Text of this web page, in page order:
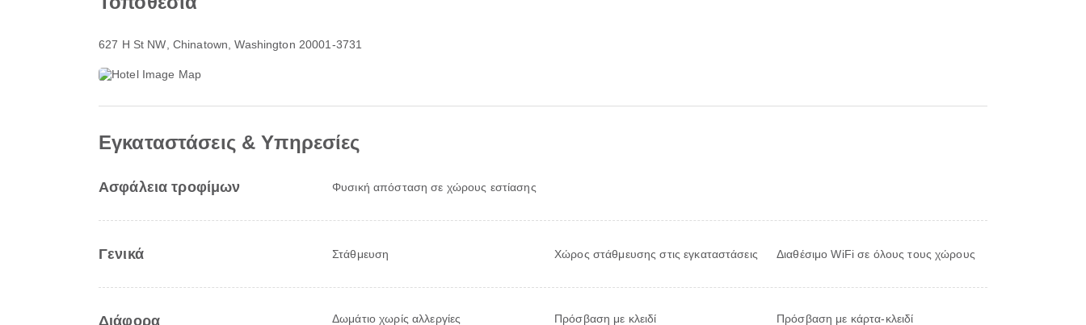
627 H St NW , Chinatown, Washington 20001-3731
Εγκαταστάσεις & Υπηρεσίες
Ασφάλεια τροφίμων Φυσική απόσταση σε χώρους εστίασης
Γενικά Στάθμευση Χώρος στάθμευσης στις εγκαταστάσεις Διαθέσιμο WiFi σε όλους τους χώρους
Διάφορα Δωμάτιο χωρίς αλλεργίες Πρόσβαση με κλειδί
Πρόσβαση με κάρτα-κλειδί